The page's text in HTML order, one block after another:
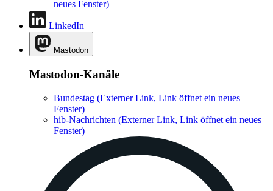
neues Fenster)
LinkedIn
Mastodon
Mastodon-Kanäle
Bundestag (Externer Link, Link öffnet ein neues
Fenster)
hib-Nachrichten (Externer Link, Link öffnet ein neues
Fenster)